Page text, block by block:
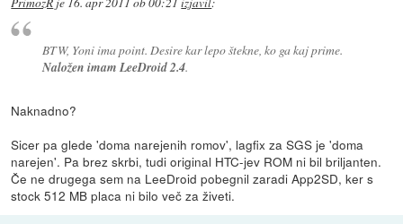
BTW, Yoni ima point. Desire kar lepo štekne, ko ga kaj prime.
Naložen imam LeeDroid 2.4.
Naknadno?
Sicer pa glede 'doma narejenih romov', lagfix za SGS je 'doma
narejen'. Pa brez skrbi, tudi original HTC-jev ROM ni bil briljanten.
Če ne drugega sem na LeeDroid pobegnil zaradi App2SD, ker s
stock 512 MB placa ni bilo več za živeti.